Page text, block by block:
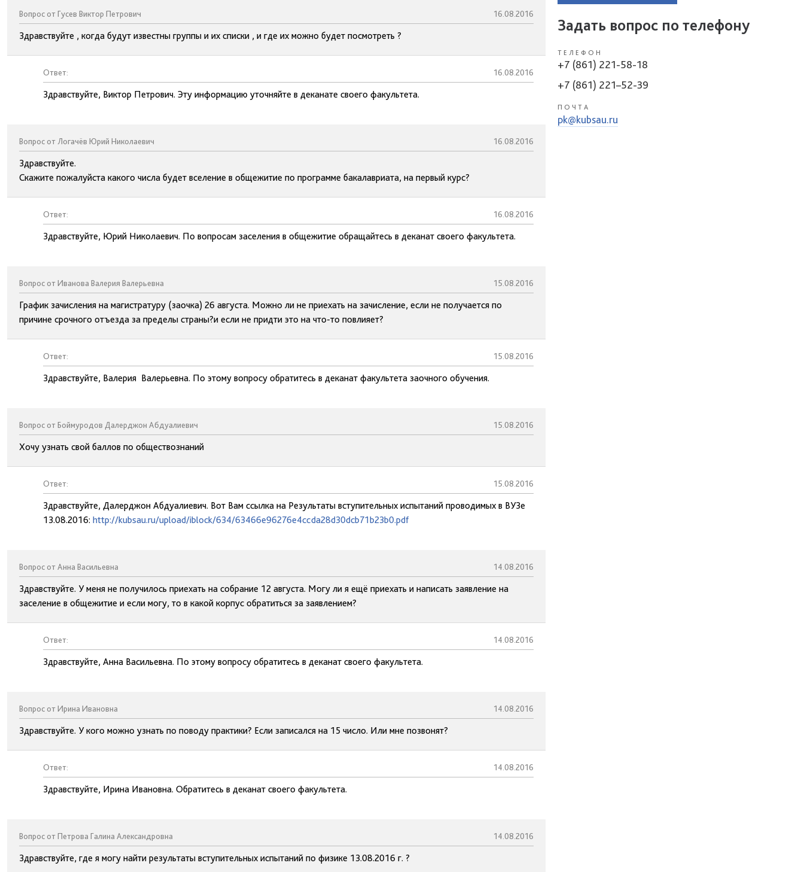
Вопрос от Гусев Виктор Петрович 16.08.2016
Здравствуйте , когда будут известны группы и их списки , и где их можно будет посмотреть ?
Ответ: 16.08.2016
Здравствуйте, Виктор Петрович. Эту информацию уточняйте в деканате своего факультета.
Вопрос от Логачёв Юрий Николаевич 16.08.2016
Здравствуйте.
Скажите пожалуйста какого числа будет вселение в общежитие по программе бакалавриата, на первый курс?
Ответ: 16.08.2016
Здравствуйте, Юрий Николаевич. По вопросам заселения в общежитие обращайтесь в деканат своего факультета.
Вопрос от Иванова Валерия Валерьевна 15.08.2016
График зачисления на магистратуру (заочка) 26 августа. Можно ли не приехать на зачисление, если не получается по
причине срочного отъезда за пределы страны?и если не придти это на что-то повлияет?
Ответ: 15.08.2016
Здравствуйте, Валерия Валерьевна. По этому вопросу обратитесь в деканат факультета заочного обучения.
Вопрос от Боймуродов Далерджон Абдуалиевич 15.08.2016
Хочу узнать свой баллов по обществознаний
Ответ: 15.08.2016
Здравствуйте, Далерджон Абдуалиевич. Вот Вам ссылка на Результаты вступительных испытаний проводимых в ВУЗе
13.08.2016: http://kubsau.ru/upload/iblock/634/63466e96276e4ccda28d30dcb71b23b0.pdf
Вопрос от Анна Васильевна 14.08.2016
Здравствуйте. У меня не получилось приехать на собрание 12 августа. Могу ли я ещё приехать и написать заявление на
заселение в общежитие и если могу, то в какой корпус обратиться за заявлением?
Ответ: 14.08.2016
Здравствуйте, Анна Васильевна. По этому вопросу обратитесь в деканат своего факультета.
Вопрос от Ирина Ивановна 14.08.2016
Здравствуйте. У кого можно узнать по поводу практики? Если записался на 15 число. Или мне позвонят?
Ответ: 14.08.2016
Здравствуйте, Ирина Ивановна. Обратитесь в деканат своего факультета.
Вопрос от Петрова Галина Александровна 14.08.2016
Здравствуйте, где я могу найти результаты вступительных испытаний по физике 13.08.2016 г. ?
Задать вопрос по телефону
ТЕЛЕФОН
+7 (861) 221-58-18
+7 (861) 221–52-39
ПОЧТА
pk@kubsau.ru